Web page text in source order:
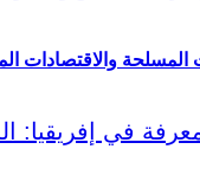
والاقتصادات الموازية